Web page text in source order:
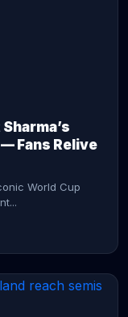
Fans Relive
World Cup